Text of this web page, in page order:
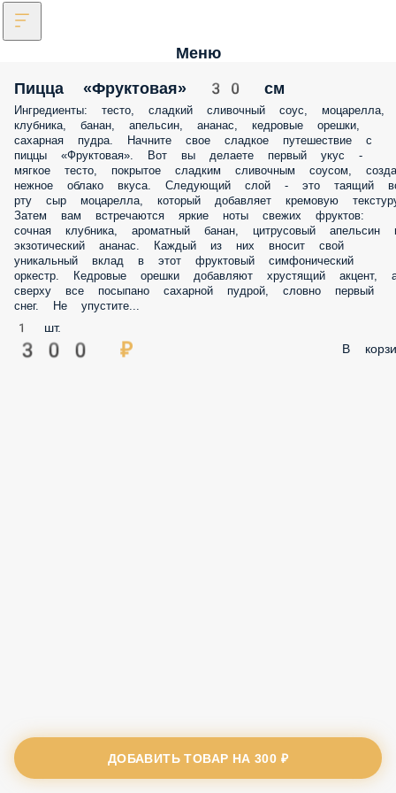
Меню
Пицца «Фруктовая» 30 см
Ингредиенты: тесто, сладкий сливочный соус, моцарелла,
клубника, банан, апельсин, ананас, кедровые орешки,
сахарная пудра. Начните свое сладкое путешествие с
пиццы «Фруктовая». Вот вы делаете первый укус -
мягкое тесто, покрытое сладким сливочным соусом,
нежное облако вкуса. Следующий слой - это таящий
рту сыр моцарелла, который добавляет кремовую
Затем вам встречаются яркие ноты свежих фруктов:
сочная клубника, ароматный банан, цитрусовый апельсин
экзотический ананас. Каждый из них вносит свой
уникальный вклад в этот фруктовый симфонический
оркестр. Кедровые орешки добавляют хрустящий акцент,
сверху все посыпано сахарной пудрой, словно первый
снег. Не упустите...
1 шт.
300 ₽ В
ДОБАВИТЬ ТОВАР НА300 ₽